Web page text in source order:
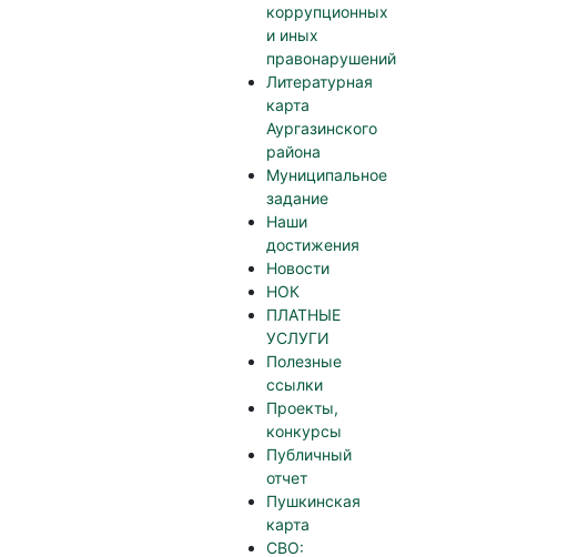
коррупционных
и иных
правонарушений
Литературная
карта
Аургазинского
района
Муниципальное
задание
Наши
достижения
Новости
НОК
ПЛАТНЫЕ
УСЛУГИ
Полезные
ссылки
Проекты,
конкурсы
Публичный
отчет
Пушкинская
карта
СВО: